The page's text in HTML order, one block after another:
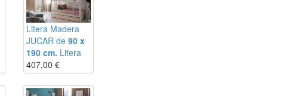
Litera Madera
JUCAR de 90 x
190 cm. Litera
407,00 €